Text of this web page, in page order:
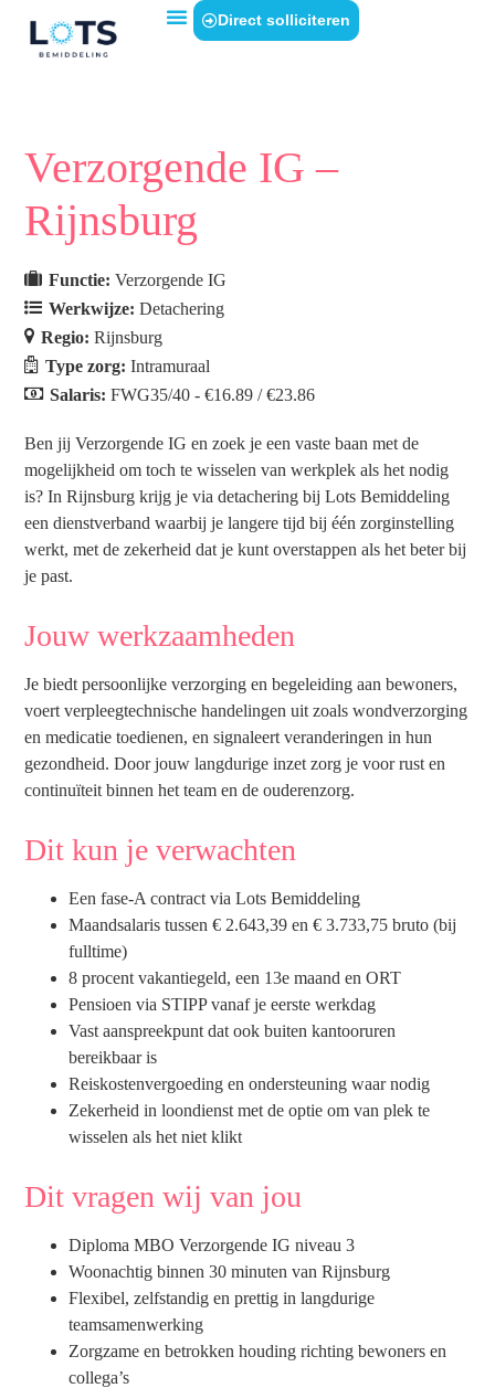
Direct solliciteren
Verzorgende IG –
Rijnsburg
Functie:Verzorgende IG
Werkwijze:Detachering
Regio:Rijnsburg
Type zorg:Intramuraal
Salaris:FWG35/40 - €16.89 / €23.86
Ben jij Verzorgende IG en zoek je een vaste baan met de
mogelijkheid om toch te wisselen van werkplek als het nodig
is? In Rijnsburg krijg je via detachering bij Lots Bemiddeling
een dienstverband waarbij je langere tijd bij één zorginstelling
werkt, met de zekerheid dat je kunt overstappen als het beter bij
je past.
Jouw werkzaamheden
Je biedt persoonlijke verzorging en begeleiding aan bewoners,
voert verpleegtechnische handelingen uit zoals wondverzorging
en medicatie toedienen, en signaleert veranderingen in hun
gezondheid. Door jouw langdurige inzet zorg je voor rust en
continuïteit binnen het team en de ouderenzorg.
Dit kun je verwachten
Een fase-A contract via Lots Bemiddeling
Maandsalaris tussen € 2.643,39 en € 3.733,75 bruto (bij
fulltime)
8 procent vakantiegeld, een 13e maand en ORT
Pensioen via STIPP vanaf je eerste werkdag
Vast aanspreekpunt dat ook buiten kantooruren
bereikbaar is
Reiskostenvergoeding en ondersteuning waar nodig
Zekerheid in loondienst met de optie om van plek te
wisselen als het niet klikt
Dit vragen wij van jou
Diploma MBO Verzorgende IG niveau 3
Woonachtig binnen 30 minuten van Rijnsburg
Flexibel, zelfstandig en prettig in langdurige
teamsamenwerking
Zorgzame en betrokken houding richting bewoners en
collega’s